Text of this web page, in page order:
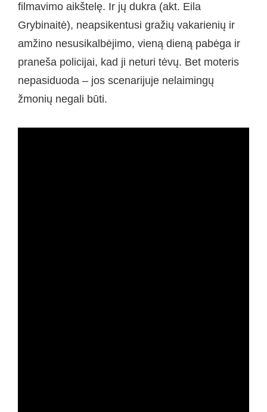
filmavimo aikštelę. Ir jų dukra (akt. Eila
Grybinaitė), neapsikentusi gražių vakarienių ir
amžino nesusikalbėjimo, vieną dieną pabėga ir
praneša policijai, kad ji neturi tėvų. Bet moteris
nepasiduoda – jos scenarijuje nelaimingų
žmonių negali būti.